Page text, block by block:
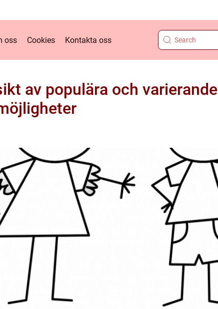
oss Cookies Kontakta oss
av populära och varierande